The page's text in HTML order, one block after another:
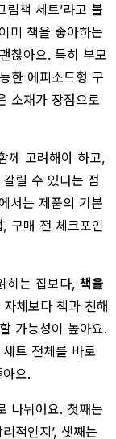
책 세트’라고 볼
미 책을 좋아하는
찮아요. 특히 부모
한 에피소드형 구
소재가 장점으로
께 고려해야 하고,
릴 수 있다는 점
서는 제품의 기본
구매 전 체크포인
히는 집보다, 책을
체보다 책과 친해
가능성이 높아요.
트 전체를 바로
요.
나뉘어요. 첫째는
적인지’, 셋째는